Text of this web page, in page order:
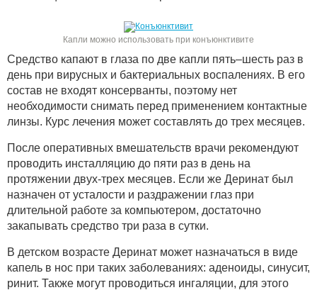
Капли можно использовать при конъюнктивите
Средство капают в глаза по две капли пять–шесть раз в
день при вирусных и бактериальных воспалениях. В его
состав не входят консерванты, поэтому нет
необходимости снимать перед применением контактные
линзы. Курс лечения может составлять до трех месяцев.
После оперативных вмешательств врачи рекомендуют
проводить инсталляцию до пяти раз в день на
протяжении двух-трех месяцев. Если же Деринат был
назначен от усталости и раздражении глаз при
длительной работе за компьютером, достаточно
закапывать средство три раза в сутки.
В детском возрасте Деринат может назначаться в виде
капель в нос при таких заболеваниях: аденоиды, синусит,
ринит. Также могут проводиться ингаляции, для этого